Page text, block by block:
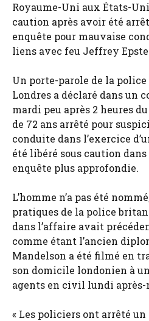
Royaume-Uni aux États-
caution après avoir été
enquête pour mauvaise
liens avec feu Jeffrey
Un porte-parole de la
Londres a déclaré dans un
mardi peu après 2 heures
de 72 ans arrêté pour
conduite dans l’exercice
été libéré sous caution dans
enquête plus approfondie.
L’homme n’a pas été
pratiques de la police
dans l’affaire avait
comme étant l’ancien
Mandelson a été filmé en
son domicile londonien à
agents en civil lundi
« Les policiers ont arrêté un